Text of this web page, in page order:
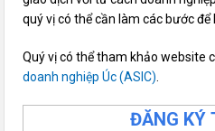
quý vị có thể cần làm các bước để
Quý vị có thể tham khảo website
doanh nghiệp Úc (ASIC)
ĐĂNG KÝ